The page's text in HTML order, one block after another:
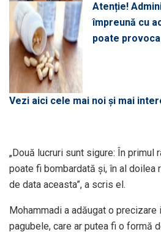
Atenție!
împreună cu
poate
Vezi aici cele mai noi și mai
„Două lucruri sunt sigure: În primul
poate fi bombardată și, în al doilea
de data aceasta”, a scris el.
Mohammadi a adăugat o precizare
pagubele, care ar putea fi o formă